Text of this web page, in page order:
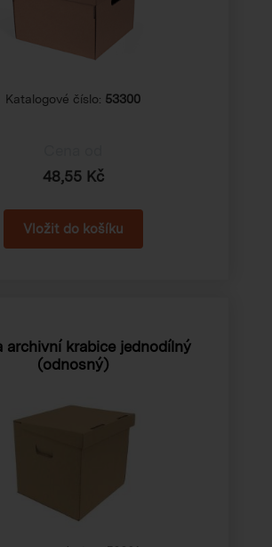
Katalogové číslo: 53300
48,55 Kč
archivní krabice jednodílný
(odnosný)